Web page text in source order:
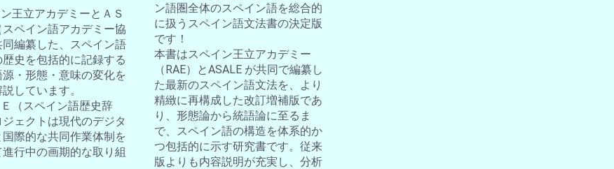
王立アカデミーとＡＳ
スペイン語アカデミー協
編纂した、スペイン語
史を包括的に記録する
・形態・意味の変化を
しています。
（スペイン語歴史辞
ェクトは現代のデジタ
際的な共同作業体制を
行中の画期的な取り組
ン語圏全体のスペイン語を総合的
に扱うスペイン語文法書の決定版
です！
本書はスペイン王立アカデミー
（RAE）とASALE が共同で編纂し
た最新のスペイン語文法を、より
精緻に再構成した改訂増補版であ
り、形態論から統語論に至るま
で、スペイン語の構造を体系的か
つ包括的に示す研究書です。従来
版よりも内容説明が充実し、分析